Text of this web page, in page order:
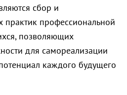
сбор и
практик профессиональной
позволяющих
для самореализации
каждого будущего